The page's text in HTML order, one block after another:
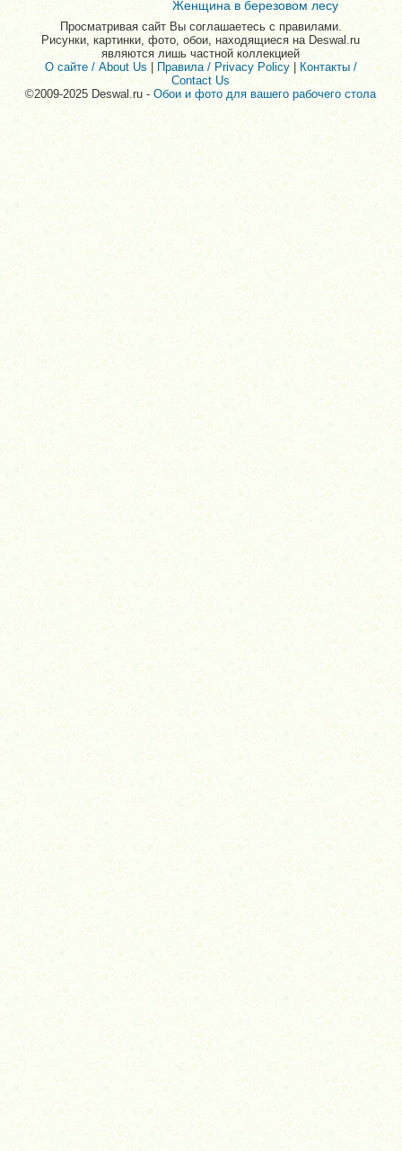
Женщина в березовом лесу
Просматривая сайт Вы соглашаетесь с правилами.
Рисунки, картинки, фото, обои, находящиеся на Deswal.ru
являются лишь частной коллекцией
О сайте / About Us |Правила / Privacy Policy| Контакты /
Contact Us
©2009-2025 Deswal.ru -Обои и фото для вашего рабочего стола